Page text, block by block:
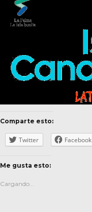
Comparte esto:
Twitter Facebook
Me gusta esto:
Cargando...